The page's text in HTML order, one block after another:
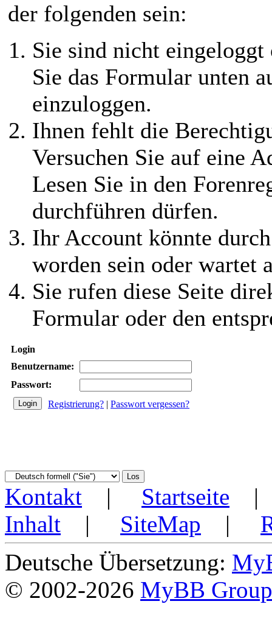
der folgenden sein:
Sie sind nicht
Sie das Formular unten
einzuloggen.
Ihnen fehlt die
Versuchen Sie auf eine
Lesen Sie in den
durchführen dürfen.
Ihr Account könnte
worden sein oder wartet
Sie rufen diese Seite
Formular oder den
Login
Benutzername:
Passwort:
Registrierung? | Passwort vergessen?
Kontakt | Startseite
Inhalt | SiteMap |
Deutsche Übersetzung:
© 2002-2026 MyBB Group